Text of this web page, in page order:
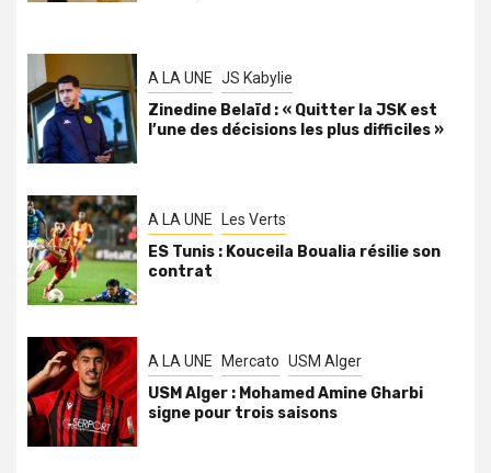
A LA UNE JS Kabylie
Zinedine Belaïd : « Quitter la JSK est
l’une des décisions les plus difficiles »
A LA UNE Les Verts
ES Tunis : Kouceila Boualia résilie son
contrat
A LA UNE Mercato USM Alger
USM Alger : Mohamed Amine Gharbi
signe pour trois saisons